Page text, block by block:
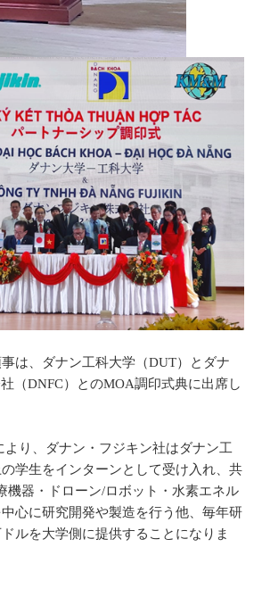
は、ダナン工科大学（DUT）とダナ
（DNFC）とのMOA調印式典に出席し
り、ダナン・フジキン社はダナン工
学生をインターンとして受け入れ、共
機器・ドローン/ロボット・水素エネル
心に研究開発や製造を行う他、毎年研
ルを大学側に提供することになりま